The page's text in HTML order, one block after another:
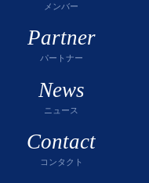
メンバー
Partner
パートナー
News
ニュース
Contact
コンタクト